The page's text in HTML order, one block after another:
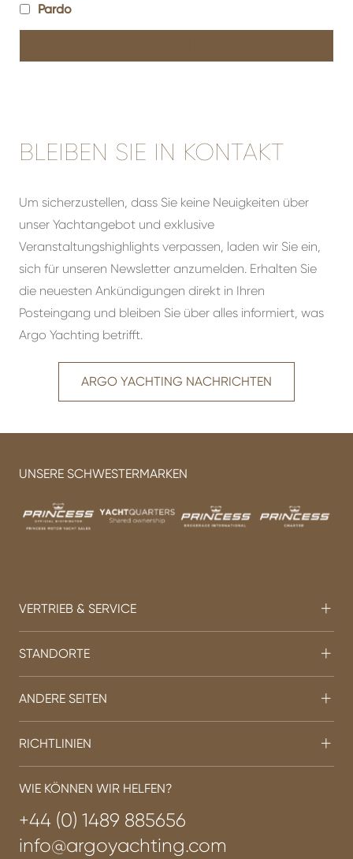
Pardo
BLEIBEN SIE IN KONTAKT
Um sicherzustellen, dass Sie keine Neuigkeiten über
unser Yachtangebot und exklusive
Veranstaltungshighlights verpassen, laden wir Sie ein,
sich für unseren Newsletter anzumelden. Erhalten Sie
die neuesten Ankündigungen direkt in Ihren
Posteingang und bleiben Sie über alles informiert, was
Argo Yachting betrifft.
ARGO YACHTING NACHRICHTEN
UNSERE SCHWESTERMARKEN
VERTRIEB & SERVICE
STANDORTE
ANDERE SEITEN
RICHTLINIEN
WIE KÖNNEN WIR HELFEN?
+44 (0) 1489 885656
info@argoyachting.com